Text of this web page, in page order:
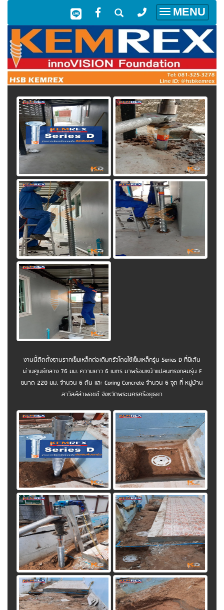
Toggle
navigation
MENU
งานนี้ติดตั้งฐานรากเข็มเหล็กต่อเติมครัวโดยใช้เข็มเหล็กรุ่น Series D ที่มีเส้น
ผ่านศูนย์กลาง 76 มม. ความยาว 6 เมตร มาพร้อมหน้าแปลนทรงกลมรุ่น F
ขนาด 220 มม. จำนวน 6 ต้น และ Coring Concrete จำนวน 6 จุด ที่ หมู่บ้าน
ลาวิลล์ล่าพอชช์ จังหวัดพระนครศรีอยุธยา